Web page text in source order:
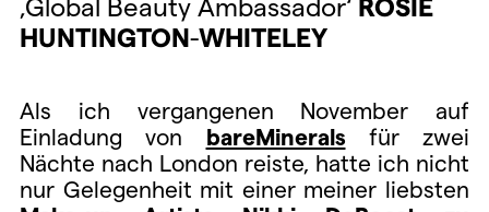
‚Global Beauty Ambassador‘ ROSIE
HUNTINGTON-WHITELEY
Als ich vergangenen November auf
Einladung von bareMinerals für zwei
Nächte nach London reiste, hatte ich nicht
nur Gelegenheit mit einer meiner liebsten